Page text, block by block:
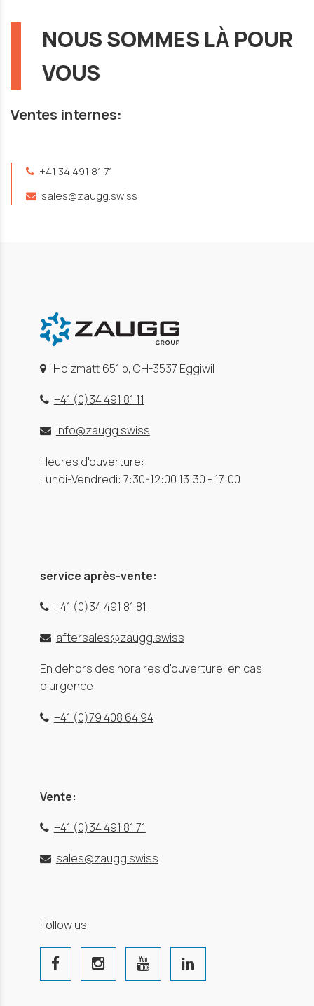
NOUS SOMMES LÀ POUR
VOUS
Ventes internes:
+41 34 491 81 71
sales@zaugg.swiss
Holzmatt 651 b, CH-3537 Eggiwil
+41 (0)34 491 81 11
info@zaugg.swiss
Heures d'ouverture:
Lundi-Vendredi: 7:30-12:00 13:30 - 17:00
service après-vente:
+41 (0)34 491 81 81
aftersales@zaugg.swiss
En dehors des horaires d'ouverture, en cas
d'urgence:
+41 (0)79 408 64 94
Vente:
+41 (0)34 491 81 71
sales@zaugg.swiss
Follow us